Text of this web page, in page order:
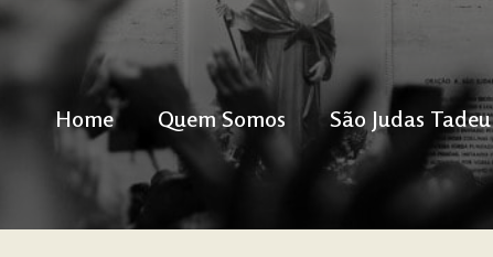
Home Quem Somos São Judas Tadeu